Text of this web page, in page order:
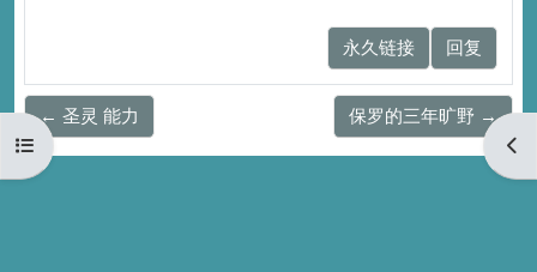
打开课程索引 打
永久链接 回复
← 圣灵 能力 保罗的三年旷野 →